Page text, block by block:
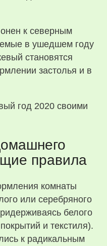
к северным
в ушедшем году
становятся
застолья и в
правила
комнаты
или серебряного
белого
и текстиля).
к радикальным